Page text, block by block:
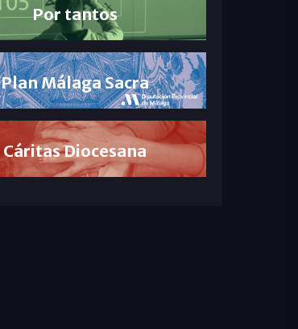
Por tantos
Plan Málaga Sacra
Cáritas Diocesana